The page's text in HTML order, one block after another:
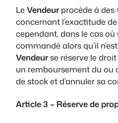
LeVendeur procède à
concernant l’exactitude
cependant, dans le cas
commandé alors qu’il
Vendeurse réserve le
un remboursement du ou
de stock et d’annuler sa
Article 3 – Réserve de